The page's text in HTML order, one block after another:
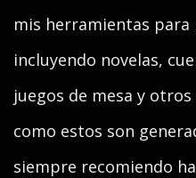
mis herramientas
incluyendo novelas,
juegos de mesa y
como estos son
siempre recomiendo